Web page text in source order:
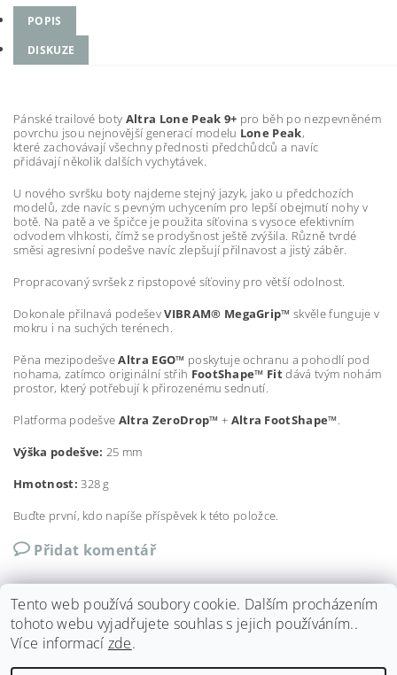
POPIS
DISKUZE
Pánské trailové boty Altra Lone Peak 9+ pro běh po nezpevněném
povrchu jsou nejnovější generací modelu Lone Peak,
které zachovávají všechny přednosti předchůdců a navíc
přidávají několik dalších vychytávek.
U nového svršku boty najdeme stejný jazyk, jako u předchozích
modelů, zde navíc s pevným uchycením pro lepší obejmutí nohy v
botě. Na patě a ve špičce je použita síťovina s vysoce efektivním
odvodem vlhkosti, čímž se prodyšnost ještě zvýšila. Různě tvrdé
směsi agresivní podešve navíc zlepšují přilnavost a jistý záběr.
Propracovaný svršek z ripstopové síťoviny pro větší odolnost.
Dokonale přilnavá podeševVIBRAM® MegaGrip™ skvěle funguje v
mokru i na suchých terénech.
Pěna mezipodešveAltra EGO™ poskytuje ochranu a pohodlí pod
nohama, zatímco originální střih FootShape™ Fitdává tvým nohám
prostor, který potřebují k přirozenému sednutí.
Platforma podešve Altra ZeroDrop™ + Altra FootShape™.
Výška podešve: 25 mm
Hmotnost:328 g
Buďte první, kdo napíše příspěvek k této položce.
Přidat komentář
Shoptet.cz
Tento web používá soubory cookie. Dalším procházením
tohoto webu vyjadřujete souhlas s jejich používáním..
Více informací zde.